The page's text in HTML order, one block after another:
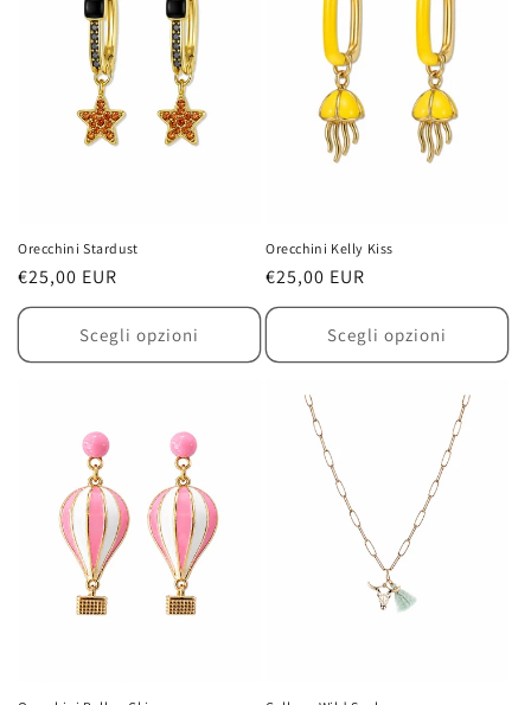
Orecchini Stardust
Prezzo
di
€25,00 EUR
Scegli opzioni
Orecchini Kelly Kiss
Prezzo
di
€25,00 EUR
Scegli opzioni